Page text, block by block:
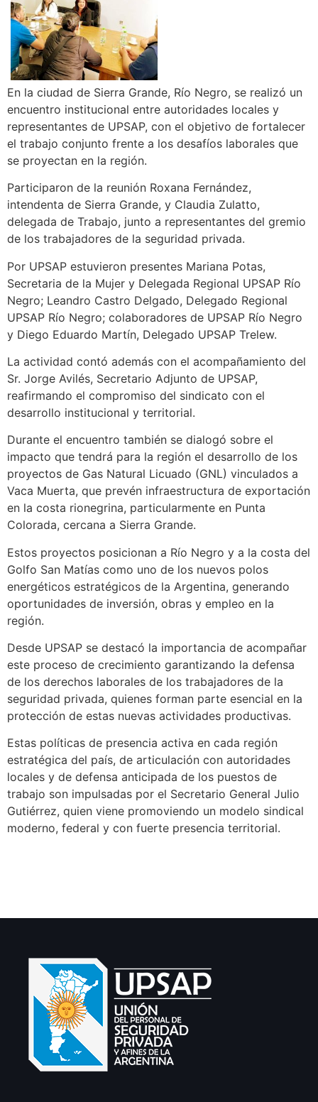
En la ciudad de Sierra Grande, Río Negro, se realizó un
encuentro institucional entre autoridades locales y
representantes de UPSAP, con el objetivo de fortalecer
el trabajo conjunto frente a los desafíos laborales que
se proyectan en la región.
Participaron de la reunión Roxana Fernández,
intendenta de Sierra Grande, y Claudia Zulatto,
delegada de Trabajo, junto a representantes del gremio
de los trabajadores de la seguridad privada.
Por UPSAP estuvieron presentes Mariana Potas,
Secretaria de la Mujer y Delegada Regional UPSAP Río
Negro; Leandro Castro Delgado, Delegado Regional
UPSAP Río Negro; colaboradores de UPSAP Río Negro
y Diego Eduardo Martín, Delegado UPSAP Trelew.
La actividad contó además con el acompañamiento del
Sr. Jorge Avilés, Secretario Adjunto de UPSAP,
reafirmando el compromiso del sindicato con el
desarrollo institucional y territorial.
Durante el encuentro también se dialogó sobre el
impacto que tendrá para la región el desarrollo de los
proyectos de Gas Natural Licuado (GNL) vinculados a
Vaca Muerta, que prevén infraestructura de exportación
en la costa rionegrina, particularmente en Punta
Colorada, cercana a Sierra Grande.
Estos proyectos posicionan a Río Negro y a la costa del
Golfo San Matías como uno de los nuevos polos
energéticos estratégicos de la Argentina, generando
oportunidades de inversión, obras y empleo en la
región.
Desde UPSAP se destacó la importancia de acompañar
este proceso de crecimiento garantizando la defensa
de los derechos laborales de los trabajadores de la
seguridad privada, quienes forman parte esencial en la
protección de estas nuevas actividades productivas.
Estas políticas de presencia activa en cada región
estratégica del país, de articulación con autoridades
locales y de defensa anticipada de los puestos de
trabajo son impulsadas por el Secretario General Julio
Gutiérrez, quien viene promoviendo un modelo sindical
moderno, federal y con fuerte presencia territorial.